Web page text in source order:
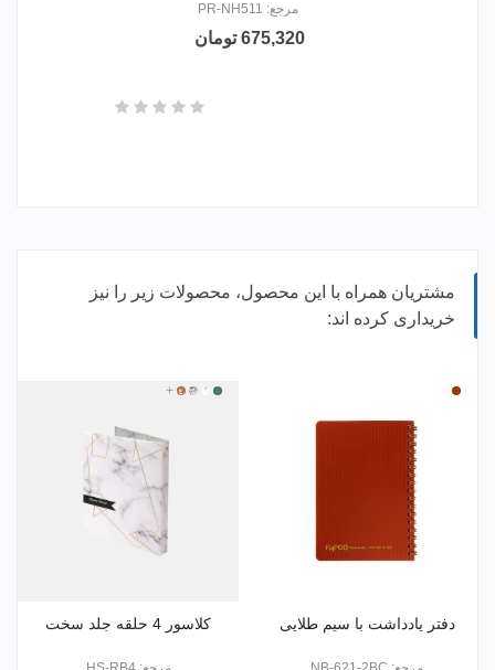
مرجع: PR-NH511
675,320 تومان
مشتریان همراه با این محصول، محصولات زیر را نیز
خریداری کرده اند:
مسی
دفتر یادداشت با سیم طلایی
RB41
RB44
RB47
RB43
+
کلاسور 4 حلقه جلد سخت